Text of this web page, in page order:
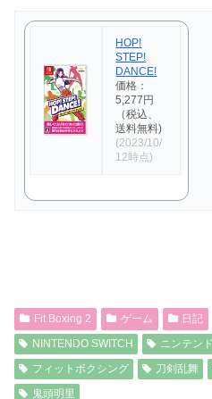
HOP!
STEP!
DANCE!
価格：
5,277円
（税込、
送料無料)
(2023/10/
12時点)
Fit Boxing 2 ゲーム 日記
NINTENDO SWITCH
ニンテン
フィットボクシング
刀剣乱舞
鬼頭明里